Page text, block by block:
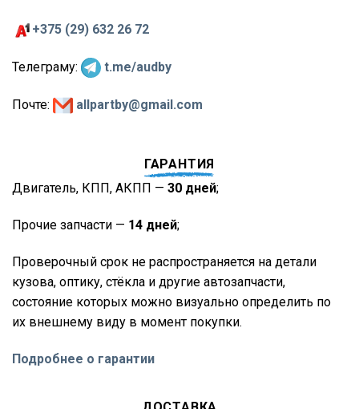
+375 (29) 632 26 72
Телеграму: t.me/audby
Почте: allpartby@gmail.com
ГАРАНТИЯ
Двигатель, КПП, АКПП — 30 дней;
Прочие запчасти — 14 дней;
Проверочный срок не распространяется на детали
кузова, оптику, стёкла и другие автозапчасти,
состояние которых можно визуально определить по
их внешнему виду в момент покупки.
Подробнее о гарантии